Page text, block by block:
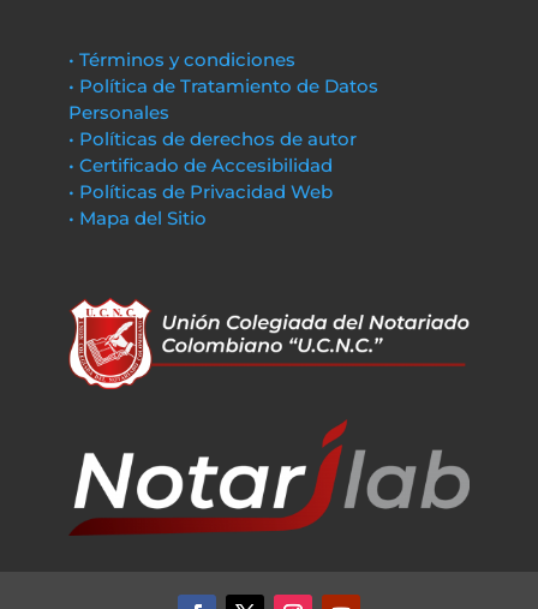
• Términos y condiciones
• Política de Tratamiento de Datos
Personales
• Políticas de derechos de autor
• Certificado de Accesibilidad
• Políticas de Privacidad Web
• Mapa del Sitio